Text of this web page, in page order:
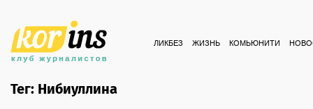
ЛИКБЕЗ ЖИЗНЬ КОМЬЮНИТИ
Тег: Нибиуллина